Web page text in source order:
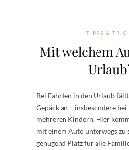
TIPPS &
Mit welchem
Bei Fahrten in den Urlaub
Gepäck an – insbesondere
mehreren Kindern. Hier
mit einem Auto unterwegs zu
genügend Platz für alle